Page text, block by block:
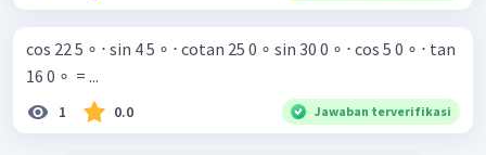
cos 22 5 ∘ ⋅ sin 4 5 ∘ ⋅ cotan 25 0 ∘ sin 30 0 ∘ ⋅ cos 5 0 ∘ ⋅ tan
16 0 ∘ ​ = ...
1 0.0 Jawaban terverifikasi